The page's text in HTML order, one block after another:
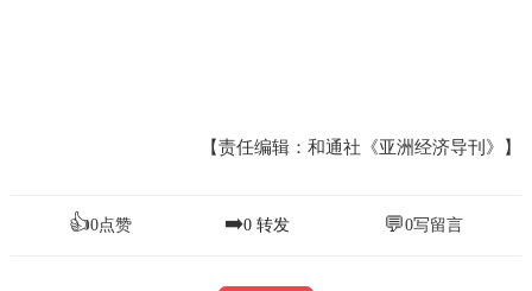
【责任编辑：和通社《亚洲经济导刊》】
👍0点赞 ➡️0 转发 💬0写留言